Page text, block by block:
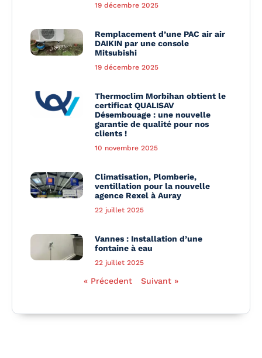
19 décembre 2025
Remplacement d’une PAC air air
DAIKIN par une console
Mitsubishi
19 décembre 2025
Thermoclim Morbihan obtient le
certificat QUALISAV
Désembouage : une nouvelle
garantie de qualité pour nos
clients !
10 novembre 2025
Climatisation, Plomberie,
ventillation pour la nouvelle
agence Rexel à Auray
22 juillet 2025
Vannes : Installation d’une
fontaine à eau
22 juillet 2025
« Précedent Suivant »